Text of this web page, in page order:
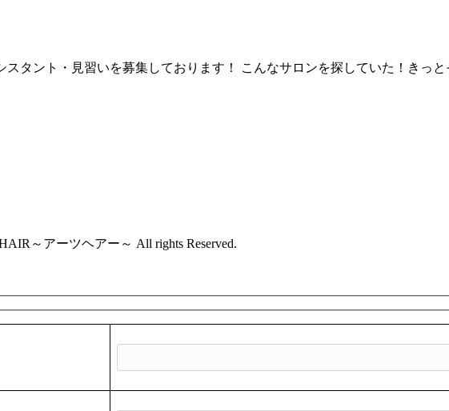
タント・見習いを募集しております！ こんなサロンを探していた！きっと
～アーツヘアー～ All rights Reserved.